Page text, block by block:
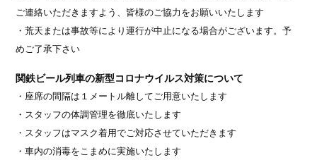
ご連絡いただきますよう、皆様のご協力をお願いいたします
・荒天または事故等により運行が中止になる場合がございます。予
めご了承下さい
関鉄ビール列車の新型コロナウイルス対策について
・座席の間隔は１メートル離してご用意いたします
・スタッフの体調管理を徹底いたします
・スタッフはマスク着用でご対応させていただきます
・車内の消毒をこまめに実施いたします